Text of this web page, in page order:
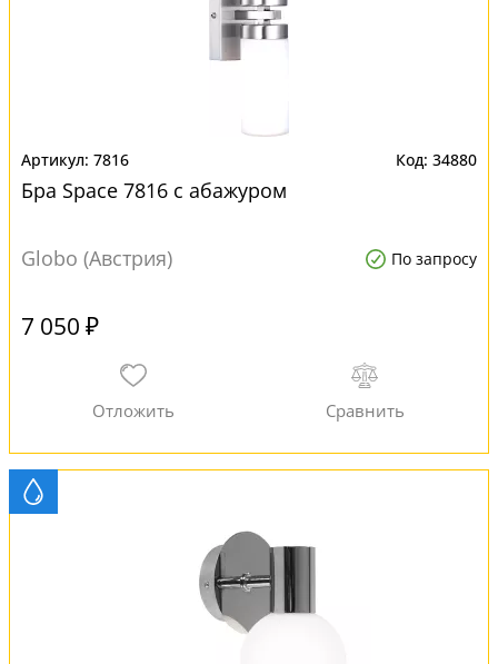
7816 34880
Бра Space 7816 с абажуром
Globo (Австрия) По запросу
7 050 ₽